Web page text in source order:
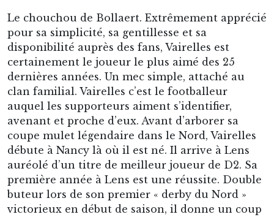
Le chouchou de Bollaert. Extrêmement apprécié
pour sa simplicité, sa gentillesse et sa
disponibilité auprès des fans, Vairelles est
certainement le joueur le plus aimé des 25
dernières années. Un mec simple, attaché au
clan familial. Vairelles c’est le footballeur
auquel les supporteurs aiment s’identifier,
avenant et proche d’eux. Avant d’arborer sa
coupe mulet légendaire dans le Nord, Vairelles
débute à Nancy là où il est né. Il arrive à Lens
auréolé d’un titre de meilleur joueur de D2. Sa
première année à Lens est une réussite. Double
buteur lors de son premier « derby du Nord »
victorieux en début de saison, il donne un coup